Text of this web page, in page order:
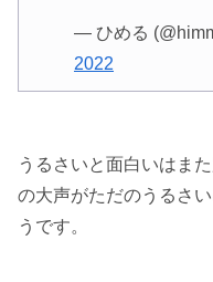
— ひめる
2022
うるさいと面白いはま
の大声がただのうるさ
うです。